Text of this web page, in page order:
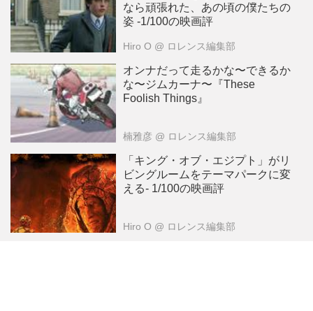
なら頑張れた、あの頃の僕たちの
姿 -1/100の映画評
Hiro O @ ロレンス編集部
オンナだって走るかな〜できるか
な〜ジムカーナ〜『These
Foolish Things』
楠雅彦 @ ロレンス編集部
「キング・オブ・エジプト」がリ
ビングルームをテーマパークに変
える- 1/100の映画評
Hiro O @ ロレンス編集部